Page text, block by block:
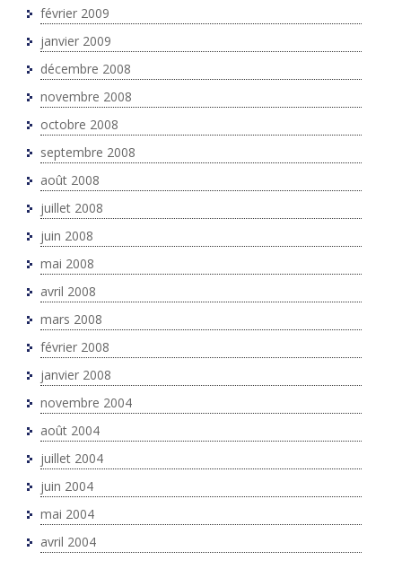
février 2009
janvier 2009
décembre 2008
novembre 2008
octobre 2008
septembre 2008
août 2008
juillet 2008
juin 2008
mai 2008
avril 2008
mars 2008
février 2008
janvier 2008
novembre 2004
août 2004
juillet 2004
juin 2004
mai 2004
avril 2004